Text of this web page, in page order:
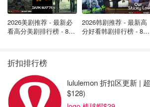
2026美剧推荐 - 最新必
看高分美剧排行榜 - 8月
2026韩剧推荐 - 最新高
分好看韩剧排行榜 - 8月
折扣排行榜
lululemon 折扣区更新 |
$128)